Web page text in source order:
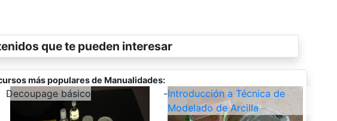
que te pueden interesar
más populares de Manualidades:
-
Decoupage básico -Introducción a Técnica de
Modelado de Arcilla